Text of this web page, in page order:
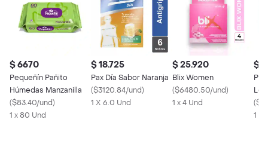
$ 6670
Pequeñín Pañito
Húmedas Manzanilla
($83.40/und)
1 x 80 Und
$ 18.725
Pax Día Sabor Naranja
($3120.84/und)
1 X 6.0 Und
$ 25.920
Blix Women
($6480.50/und)
1 x 4 Und
$
mg)
(
1 X